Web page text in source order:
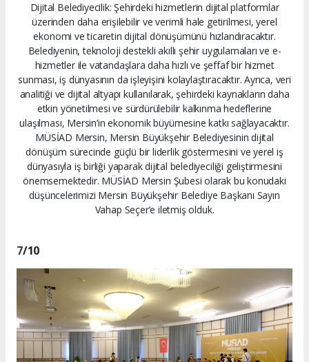
Dijital Belediyecilik: Şehirdeki hizmetlerin dijital platformlar
üzerinden daha erişilebilir ve verimli hale getirilmesi, yerel
ekonomi ve ticaretin dijital dönüşümünü hızlandıracaktır.
Belediyenin, teknoloji destekli akıllı şehir uygulamaları ve e-
hizmetler ile vatandaşlara daha hızlı ve şeffaf bir hizmet
sunması, iş dünyasının da işleyişini kolaylaştıracaktır. Ayrıca, veri
analitiği ve dijital altyapı kullanılarak, şehirdeki kaynakların daha
etkin yönetilmesi ve sürdürülebilir kalkınma hedeflerine
ulaşılması, Mersin’in ekonomik büyümesine katkı sağlayacaktır.
MÜSİAD Mersin, Mersin Büyükşehir Belediyesinin dijital
dönüşüm sürecinde güçlü bir liderlik göstermesini ve yerel iş
dünyasıyla iş birliği yaparak dijital belediyeciliği geliştirmesini
önemsemektedir. MÜSİAD Mersin Şubesi olarak bu konudaki
düşüncelerimizi Mersin Büyükşehir Belediye Başkanı Sayın
Vahap Seçer’e iletmiş olduk.
7/10